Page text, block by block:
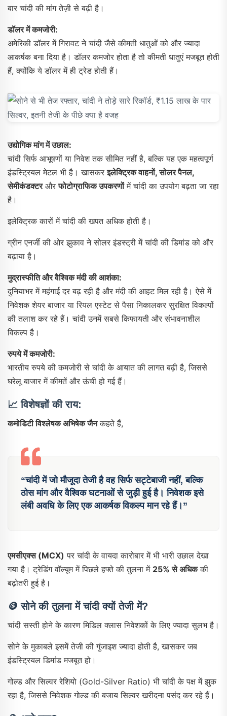
बार चांदी की मांग तेज़ी से बढ़ी है।
डॉलर में कमजोरी:
अमेरिकी डॉलर में गिरावट ने चांदी जैसे कीमती धातुओं को और ज्यादा
आकर्षक बना दिया है। डॉलर कमजोर होता है तो कीमती धातुएं मजबूत होती
हैं, क्योंकि ये डॉलर में ही ट्रेड होती हैं।
उद्योगिक मांग में उछाल:
चांदी सिर्फ आभूषणों या निवेश तक सीमित नहीं है, बल्कि यह एक महत्वपूर्ण
इंडस्ट्रियल मेटल भी है। खासकरइलेक्ट्रिक वाहनों, सोलर पैनल,
सेमीकंडक्टरऔरफोटोग्राफिक उपकरणोंमें चांदी का उपयोग बढ़ता जा रहा
है।
इलेक्ट्रिक कारों में चांदी की खपत अधिक होती है।
ग्रीन एनर्जी की ओर झुकाव ने सोलर इंडस्ट्री में चांदी की डिमांड को और
बढ़ाया है।
मुद्रास्फीति और वैश्विक मंदी की आशंका:
दुनियाभर में महंगाई दर बढ़ रही है और मंदी की आहट मिल रही है। ऐसे में
निवेशक शेयर बाजार या रियल एस्टेट से पैसा निकालकर सुरक्षित विकल्पों
की तलाश कर रहे हैं। चांदी उनमें सबसे किफायती और संभावनाशील
विकल्प है।
रुपये में कमजोरी:
भारतीय रुपये की कमजोरी से चांदी के आयात की लागत बढ़ी है, जिससे
घरेलू बाजार में कीमतें और ऊंची हो गई हैं।
📈 विशेषज्ञों की राय:
कमोडिटी विश्लेषक अभिषेक जैनकहते हैं,
“चांदी में जो मौजूदा तेजी है वह सिर्फ सट्टेबाजी नहीं, बल्कि
ठोस मांग और वैश्विक घटनाओं से जुड़ी हुई है। निवेशक इसे
लंबी अवधि के लिए एक आकर्षक विकल्प मान रहे हैं।”
एमसीएक्स (MCX) पर चांदी के वायदा कारोबार में भी भारी उछाल देखा
गया है। ट्रेडिंग वॉल्यूम में पिछले हफ्ते की तुलना में 25% से अधिककी
बढ़ोतरी हुई है।
🪙 सोने की तुलना में चांदी क्यों तेजी में?
चांदी सस्ती होने के कारण मिडिल क्लास निवेशकों के लिए ज्यादा सुलभ है।
सोने के मुकाबले इसमें तेजी की गुंजाइश ज्यादा होती है, खासकर जब
इंडस्ट्रियल डिमांड मजबूत हो।
गोल्ड और सिल्वर रेशियो (Gold-Silver Ratio) भी चांदी के पक्ष में झुक
रहा है, जिससे निवेशक गोल्ड की बजाय सिल्वर खरीदना पसंद कर रहे हैं।